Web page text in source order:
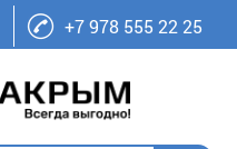
+7 978 555 22 25